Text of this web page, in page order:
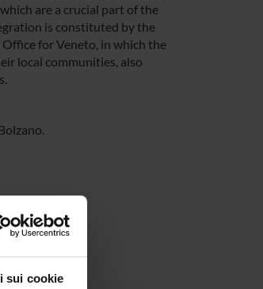
sui cookie
are a crucial part of the
is constituted by the
for Veneto, in which the
local communities, also